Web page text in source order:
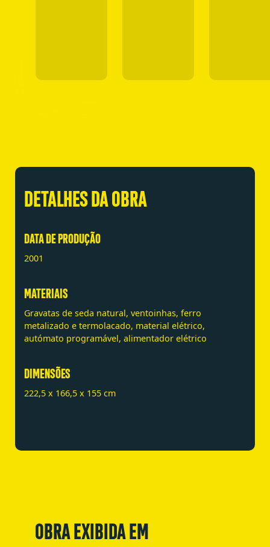
DETALHES DA OBRA
DATA DE PRODUÇÃO
2001
MATERIAIS
Gravatas de seda natural, ventoinhas, ferro
metalizado e termolacado, material elétrico,
autómato programável, alimentador elétrico
DIMENSÕES
222,5 x 166,5 x 155 cm
OBRA EXIBIDA EM